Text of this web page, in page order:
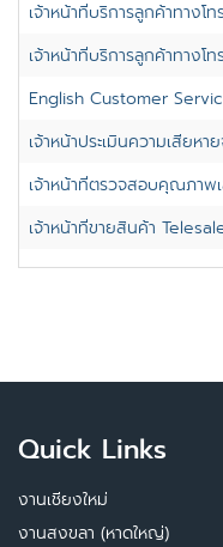
เจ้าหน้าที่บริการลูกค้าทาง
เจ้าหน้าที่บริการลูกค้าทาง
English Customer
เจ้าหน้าประเมินความเสีย
เจ้าหน้าที่ตรวจสอบคุณภา
เจ้าหน้าที่ขายสินค้า
Quick Links
งานเชียงใหม่
งานสงขลา (หาดใหญ่)